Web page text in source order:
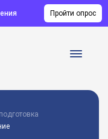
Пройти опрос